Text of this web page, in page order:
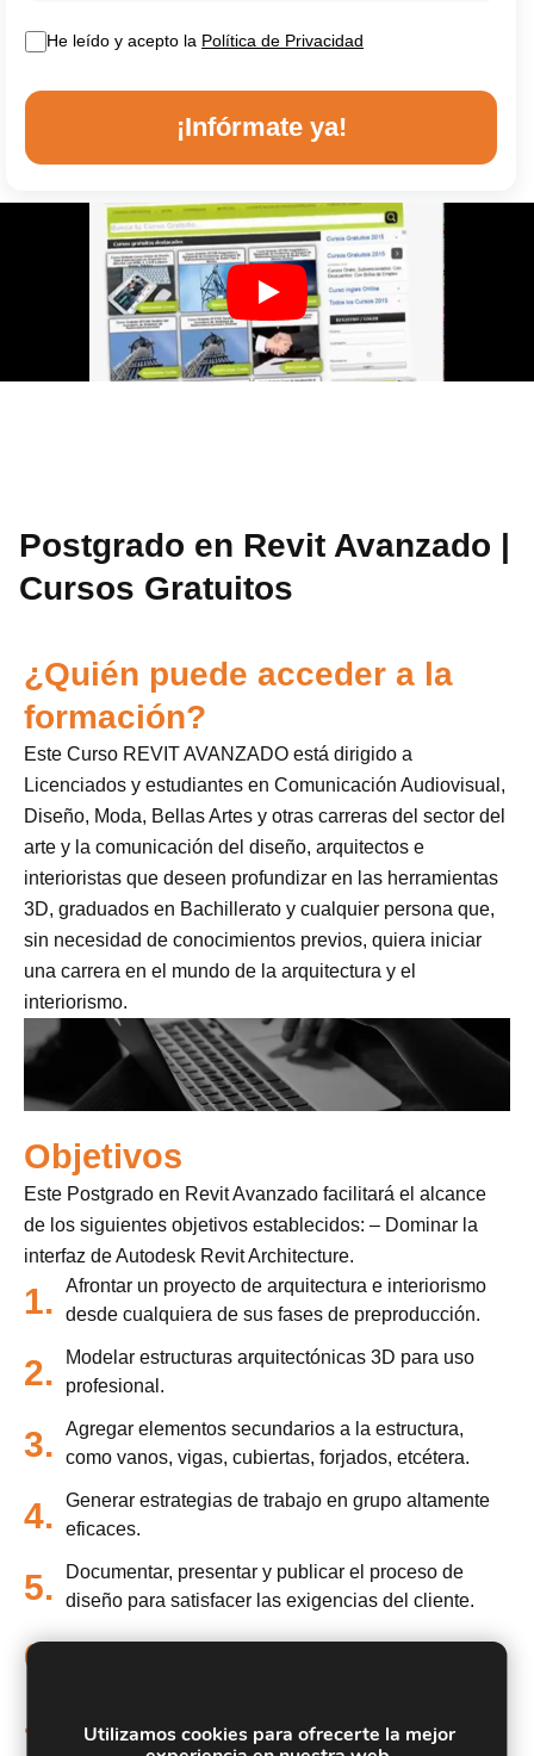
He leído y acepto la Política de Privacidad
¡Infórmate ya!
Postgrado en Revit Avanzado |
Cursos Gratuitos
¿Quién puede acceder a la
formación?
Este Curso REVIT AVANZADO está dirigido a
Licenciados y estudiantes en Comunicación Audiovisual,
Diseño, Moda, Bellas Artes y otras carreras del sector del
arte y la comunicación del diseño, arquitectos e
interioristas que deseen profundizar en las herramientas
3D, graduados en Bachillerato y cualquier persona que,
sin necesidad de conocimientos previos, quiera iniciar
una carrera en el mundo de la arquitectura y el
interiorismo.
Objetivos
Este Postgrado en Revit Avanzado facilitará el alcance
de los siguientes objetivos establecidos: – Dominar la
interfaz de Autodesk Revit Architecture.
1.
Afrontar un proyecto de arquitectura e interiorismo
desde cualquiera de sus fases de preproducción.
2.
Modelar estructuras arquitectónicas 3D para uso
profesional.
3.
Agregar elementos secundarios a la estructura,
como vanos, vigas, cubiertas, forjados, etcétera.
4.
Generar estrategias de trabajo en grupo altamente
eficaces.
5.
Documentar, presentar y publicar el proceso de
diseño para satisfacer las exigencias del cliente.
6.
7.
armado como metálicas con AUTODESK REVIT
Utilizamos cookies para ofrecerte la mejor